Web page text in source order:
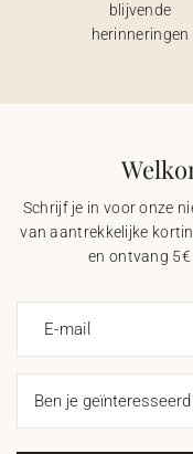
blijvende
herinneringen
Schrijf je in voor onze
van aantrekkelijke
en ontvang
E-mail